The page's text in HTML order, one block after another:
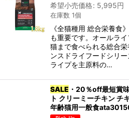
希望小売価格: 5,995円
在庫数 1個
《全猫種用 総合栄養食
も重要です。オールラ
猫まで食べられる総合
ンスドライフードシリ
ライプを主原料の…
SALE ・20％off最短賞
ト クリーミーチキン
年齢猫用一般食